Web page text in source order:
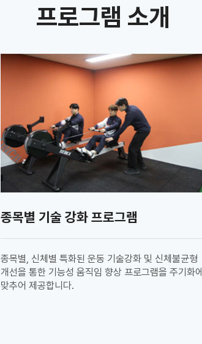
프로그램 소개
종목별 기술 강화 프로그램
종목별, 신체별 특화된 운동 기술강화 및 신체불균형
개선을 통한 기능성 움직임 향상 프로그램을 주기화에
맞추어 제공합니다.